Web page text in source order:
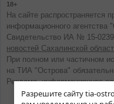
Разрешите сайту tia-
18+
На сайте распространяется
информационного агентства
Свидетельство ИА № 15-0239
новостей Сахалинской
При полном или частичном
на ТИА "Острова"
Реклама, информационное